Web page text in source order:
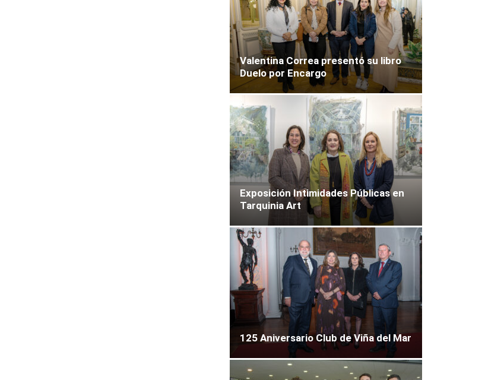
Valentina Correa presentó su libro
Duelo por Encargo
Exposición Intimidades Públicas en
Tarquinia Art
125 Aniversario Club de Viña del Mar